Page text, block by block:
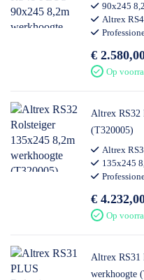
90x245
Altrex
€
Op
Altrex RS32
(T320005)
Altrex RS3
135x245
€
Op
Altrex RS31
werkhoogte